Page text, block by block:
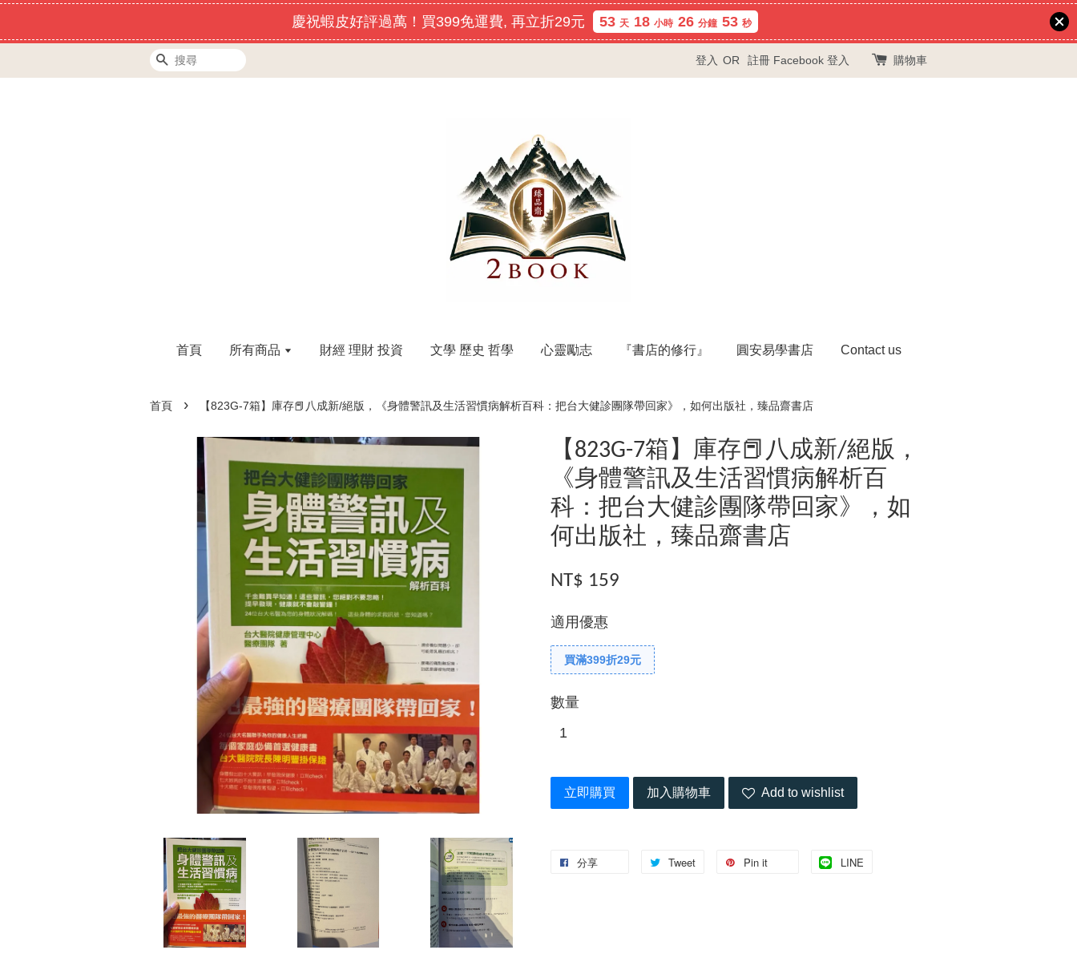
慶祝蝦皮好評過萬！買399免運費, 再立折29元 53 天 18 小時 26 分鐘 52 秒
搜尋 登入 OR 註冊 Facebook 登入 購物車
首頁 所有商品 財經 理財 投資 文學 歷史 哲學 心靈勵志 『書店的修行』 圓安易學書店 Contact us
首頁 › 【823G-7箱】庫存📕八成新/絕版，《身體警訊及生活習慣病解析百科：把台大健診團隊帶回家》，如何出版社，臻品齋書店
【823G-7箱】庫存📕八成新/絕版，
《身體警訊及生活習慣病解析百
科：把台大健診團隊帶回家》，如
何出版社，臻品齋書店
NT$ 159
適用優惠
買滿399折29元
數量
立即購買 加入購物車 Add to wishlist
分享 Tweet Pin it LINE